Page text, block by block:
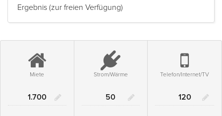
Ergebnis (zur freien Verfügung)
Miete
Miete
Strom/Wärme
Strom/Wärme
Telefon/Internet/TV
Telefon/